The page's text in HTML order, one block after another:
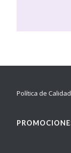
Política de Calidad